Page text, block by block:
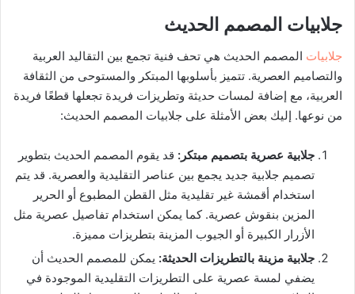
جلابيات المصمم الحديث
جلابيات المصمم الحديث هي تحف فنية تجمع بين التقاليد العربية
والتصاميم العصرية. تتميز بأسلوبها المبتكر والمستوحى من الثقافة
العربية، مع إضافة لمسات حديثة وتطريزات فريدة تجعلها قطعًا فريدة
من نوعها. إليك بعض الأمثلة على جلابيات المصمم الحديث:
جلابية عصرية بتصميم مبتكر : قد يقوم المصمم الحديث بتطوير
تصميم جلابية جديد يجمع بين عناصر التقليدية والعصرية. قد يتم
استخدام أقمشة غير تقليدية مثل القطن المطبوع أو الحرير
المزين بنقوش عصرية. كما يمكن استخدام تفاصيل عصرية مثل
الأزرار الكبيرة أو الجيوب المزينة بتطريزات مميزة.
جلابية مزينة بالتطريزات الحديثة: يمكن للمصمم الحديث أن
يضفي لمسة عصرية على التطريزات التقليدية الموجودة في